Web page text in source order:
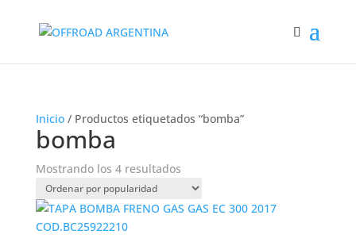
Inicio/ Productos etiquetados “bomba”
bomba
Mostrando los 4 resultadosOrdenado
por
popularidad